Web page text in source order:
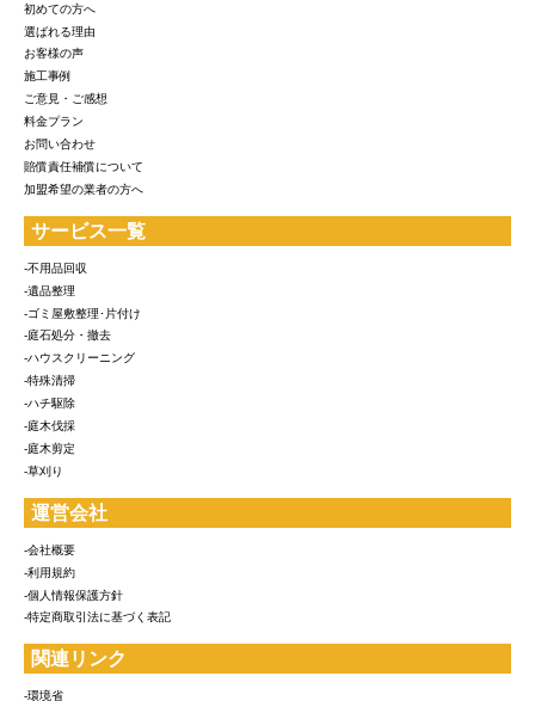
初めての方へ
選ばれる理由
お客様の声
施工事例
ご意見・ご感想
料金プラン
お問い合わせ
賠償責任補償について
加盟希望の業者の方へ
サービス一覧
-不用品回収
-遺品整理
-ゴミ屋敷整理･片付け
-庭石処分・撤去
-ハウスクリーニング
-特殊清掃
-ハチ駆除
-庭木伐採
-庭木剪定
-草刈り
運営会社
-会社概要
-利用規約
-個人情報保護方針
-特定商取引法に基づく表記
関連リンク
-環境省